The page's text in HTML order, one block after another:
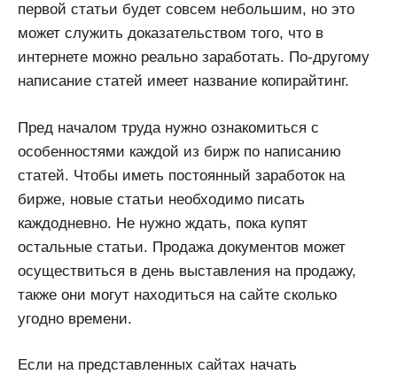
первой статьи будет совсем небольшим, но это
может служить доказательством того, что в
интернете можно реально заработать. По-другому
написание статей имеет название копирайтинг.
Пред началом труда нужно ознакомиться с
особенностями каждой из бирж по написанию
статей. Чтобы иметь постоянный заработок на
бирже, новые статьи необходимо писать
каждодневно. Не нужно ждать, пока купят
остальные статьи. Продажа документов может
осуществиться в день выставления на продажу,
также они могут находиться на сайте сколько
угодно времени.
Если на представленных сайтах начать